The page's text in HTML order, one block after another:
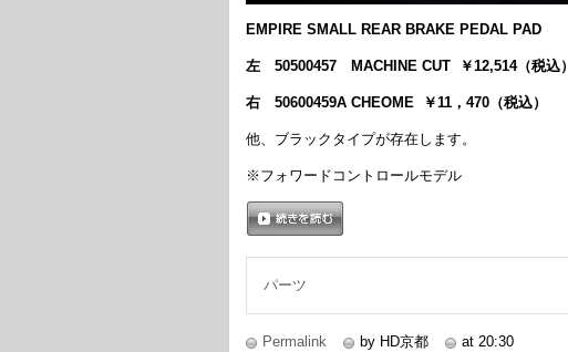
EMPIRE SMALL REAR BRAKE PEDAL PAD
左 50500457 MACHINE CUT ￥12,514（税込）
右 50600459A CHEOME ￥11，470（税込）
他、ブラックタイプが存在します。
※フォワードコントロールモデル
パーツ
Permalink by HD京都 at 20:30